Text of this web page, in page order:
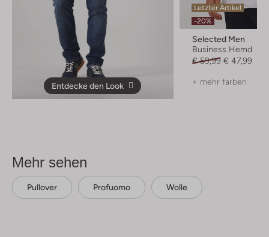
Entdecke den Look
Letzter Artikel
-20%
Selected Men
Business Hemd
€ 59,99 € 47,99
+ mehr farben
Mehr sehen
Pullover Profuomo Wolle